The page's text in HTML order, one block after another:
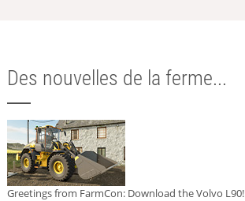
Des nouvelles de la ferme...
Greetings from FarmCon: Download the Volvo L90!